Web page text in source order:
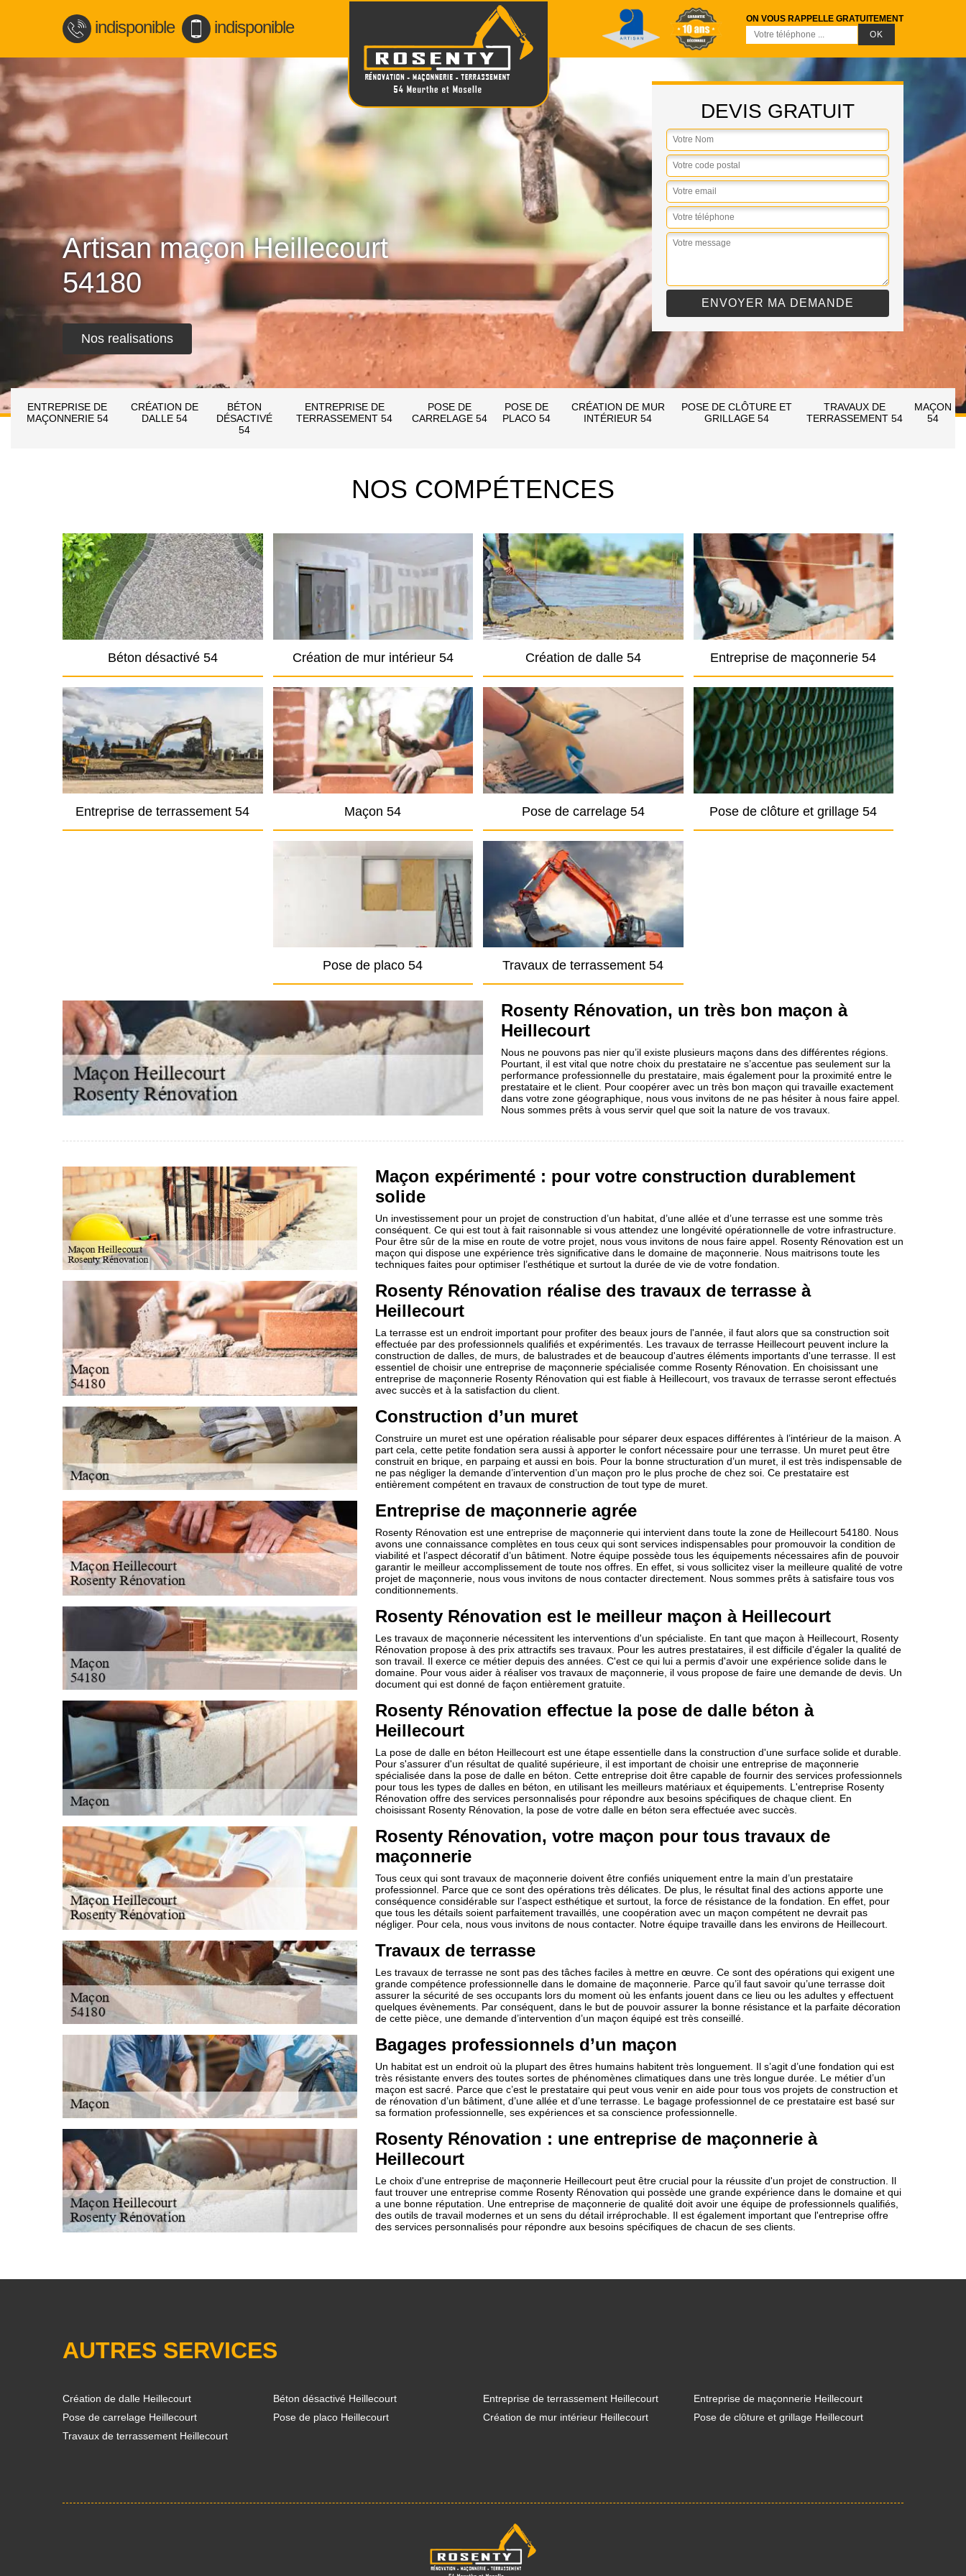
indisponible indisponible ON VOUS RAPPELLE GRATUITEMENT
Artisan maçon Heillecourt
54180
Nos realisations
DEVIS GRATUIT
ENTREPRISE DE
MAÇONNERIE 54
CRÉATION DE
DALLE 54
BÉTON
DÉSACTIVÉ
54
ENTREPRISE DE
TERRASSEMENT 54
POSE DE
CARRELAGE 54
POSE DE
PLACO 54
CRÉATION DE MUR
INTÉRIEUR 54
POSE DE CLÔTURE ET
GRILLAGE 54
TRAVAUX DE
TERRASSEMENT 54
MAÇON
54
NOS COMPÉTENCES
Béton désactivé 54 Création de mur intérieur 54 Création de dalle 54 Entreprise de maçonnerie 54
Entreprise de terrassement 54 Maçon 54 Pose de carrelage 54 Pose de clôture et grillage 54
Pose de placo 54 Travaux de terrassement 54
Rosenty Rénovation, un très bon maçon à
Heillecourt
Nous ne pouvons pas nier qu’il existe plusieurs maçons dans des différentes régions.
Pourtant, il est vital que notre choix du prestataire ne s’accentue pas seulement sur la
performance professionnelle du prestataire, mais également pour la proximité entre le
prestataire et le client. Pour coopérer avec un très bon maçon qui travaille exactement
dans votre zone géographique, nous vous invitons de ne pas hésiter à nous faire appel.
Nous sommes prêts à vous servir quel que soit la nature de vos travaux.
Maçon expérimenté : pour votre construction durablement
solide
Un investissement pour un projet de construction d’un habitat, d’une allée et d’une terrasse est une somme très
conséquent. Ce qui est tout à fait raisonnable si vous attendez une longévité opérationnelle de votre infrastructure.
Pour être sûr de la mise en route de votre projet, nous vous invitons de nous faire appel. Rosenty Rénovation est un
maçon qui dispose une expérience très significative dans le domaine de maçonnerie. Nous maitrisons toute les
techniques faites pour optimiser l’esthétique et surtout la durée de vie de votre fondation.
Rosenty Rénovation réalise des travaux de terrasse à
Heillecourt
La terrasse est un endroit important pour profiter des beaux jours de l'année, il faut alors que sa construction soit
effectuée par des professionnels qualifiés et expérimentés. Les travaux de terrasse Heillecourt peuvent inclure la
construction de dalles, de murs, de balustrades et de beaucoup d'autres éléments importants d'une terrasse. Il est
essentiel de choisir une entreprise de maçonnerie spécialisée comme Rosenty Rénovation. En choisissant une
entreprise de maçonnerie Rosenty Rénovation qui est fiable à Heillecourt, vos travaux de terrasse seront effectués
avec succès et à la satisfaction du client.
Construction d’un muret
Construire un muret est une opération réalisable pour séparer deux espaces différentes à l’intérieur de la maison. A
part cela, cette petite fondation sera aussi à apporter le confort nécessaire pour une terrasse. Un muret peut être
construit en brique, en parpaing et aussi en bois. Pour la bonne structuration d’un muret, il est très indispensable de
ne pas négliger la demande d’intervention d’un maçon pro le plus proche de chez soi. Ce prestataire est
entièrement compétent en travaux de construction de tout type de muret.
Entreprise de maçonnerie agrée
Rosenty Rénovation est une entreprise de maçonnerie qui intervient dans toute la zone de Heillecourt 54180. Nous
avons une connaissance complètes en tous ceux qui sont services indispensables pour promouvoir la condition de
viabilité et l’aspect décoratif d’un bâtiment. Notre équipe possède tous les équipements nécessaires afin de pouvoir
garantir le meilleur accomplissement de toute nos offres. En effet, si vous sollicitez viser la meilleure qualité de votre
projet de maçonnerie, nous vous invitons de nous contacter directement. Nous sommes prêts à satisfaire tous vos
conditionnements.
Rosenty Rénovation est le meilleur maçon à Heillecourt
Les travaux de maçonnerie nécessitent les interventions d'un spécialiste. En tant que maçon à Heillecourt, Rosenty
Rénovation propose à des prix attractifs ses travaux. Pour les autres prestataires, il est difficile d'égaler la qualité de
son travail. Il exerce ce métier depuis des années. C'est ce qui lui a permis d'avoir une expérience solide dans le
domaine. Pour vous aider à réaliser vos travaux de maçonnerie, il vous propose de faire une demande de devis. Un
document qui est donné de façon entièrement gratuite.
Rosenty Rénovation effectue la pose de dalle béton à
Heillecourt
La pose de dalle en béton Heillecourt est une étape essentielle dans la construction d'une surface solide et durable.
Pour s'assurer d'un résultat de qualité supérieure, il est important de choisir une entreprise de maçonnerie
spécialisée dans la pose de dalle en béton. Cette entreprise doit être capable de fournir des services professionnels
pour tous les types de dalles en béton, en utilisant les meilleurs matériaux et équipements. L'entreprise Rosenty
Rénovation offre des services personnalisés pour répondre aux besoins spécifiques de chaque client. En
choisissant Rosenty Rénovation, la pose de votre dalle en béton sera effectuée avec succès.
Rosenty Rénovation, votre maçon pour tous travaux de
maçonnerie
Tous ceux qui sont travaux de maçonnerie doivent être confiés uniquement entre la main d’un prestataire
professionnel. Parce que ce sont des opérations très délicates. De plus, le résultat final des actions apporte une
conséquence considérable sur l’aspect esthétique et surtout, la force de résistance de la fondation. En effet, pour
que tous les détails soient parfaitement travaillés, une coopération avec un maçon compétent ne devrait pas
négliger. Pour cela, nous vous invitons de nous contacter. Notre équipe travaille dans les environs de Heillecourt.
Travaux de terrasse
Les travaux de terrasse ne sont pas des tâches faciles à mettre en œuvre. Ce sont des opérations qui exigent une
grande compétence professionnelle dans le domaine de maçonnerie. Parce qu’il faut savoir qu’une terrasse doit
assurer la sécurité de ses occupants lors du moment où les enfants jouent dans ce lieu ou les adultes y effectuent
quelques évènements. Par conséquent, dans le but de pouvoir assurer la bonne résistance et la parfaite décoration
de cette pièce, une demande d’intervention d’un maçon équipé est très conseillé.
Bagages professionnels d’un maçon
Un habitat est un endroit où la plupart des êtres humains habitent très longuement. Il s’agit d’une fondation qui est
très résistante envers des toutes sortes de phénomènes climatiques dans une très longue durée. Le métier d’un
maçon est sacré. Parce que c’est le prestataire qui peut vous venir en aide pour tous vos projets de construction et
de rénovation d’un bâtiment, d’une allée et d’une terrasse. Le bagage professionnel de ce prestataire est basé sur
sa formation professionnelle, ses expériences et sa conscience professionnelle.
Rosenty Rénovation : une entreprise de maçonnerie à
Heillecourt
Le choix d'une entreprise de maçonnerie Heillecourt peut être crucial pour la réussite d'un projet de construction. Il
faut trouver une entreprise comme Rosenty Rénovation qui possède une grande expérience dans le domaine et qui
a une bonne réputation. Une entreprise de maçonnerie de qualité doit avoir une équipe de professionnels qualifiés,
des outils de travail modernes et un sens du détail irréprochable. Il est également important que l'entreprise offre
des services personnalisés pour répondre aux besoins spécifiques de chacun de ses clients.
AUTRES SERVICES
Création de dalle Heillecourt Béton désactivé Heillecourt Entreprise de terrassement Heillecourt
Entreprise de maçonnerie Heillecourt
Pose de carrelage Heillecourt
Pose de placo Heillecourt Création de mur intérieur Heillecourt
Pose de clôture et grillage Heillecourt
Travaux de terrassement Heillecourt